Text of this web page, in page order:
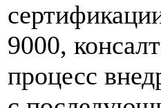
9000,
процесс